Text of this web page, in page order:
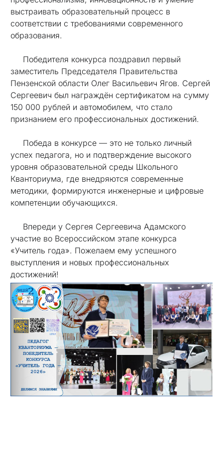
выстраивать образовательный процесс в
соответствии с требованиями современного
образования.
Победителя конкурса поздравил первый
заместитель Председателя Правительства
Пензенской области Олег Васильевич Ягов. Сергей
Сергеевич был награждён сертификатом на сумму
150 000 рублей и автомобилем, что стало
признанием его профессиональных достижений.
Победа в конкурсе — это не только личный
успех педагога, но и подтверждение высокого
уровня образовательной среды Школьного
Кванториума, где внедряются современные
методики, формируются инженерные и цифровые
компетенции обучающихся.
Впереди у Сергея Сергеевича Адамского
участие во Всероссийском этапе конкурса
«Учитель года». Пожелаем ему успешного
выступления и новых профессиональных
достижений!